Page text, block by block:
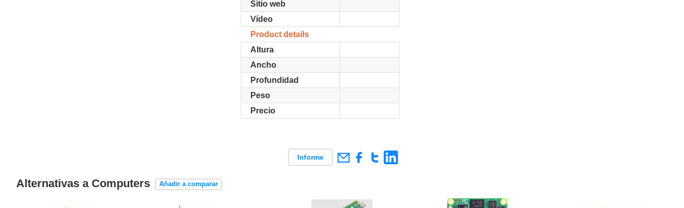
Sitio web
Vídeo
Product details
Altura
Ancho
Profundidad
Peso
Precio
Informe
Alternativas a Computers Añadir a comparar